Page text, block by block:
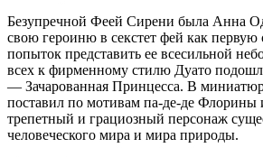
Безупречной Феей Сирени была Анна
свою героиню в секстет фей как первую
попыток представить ее всесильной
всех к фирменному стилю Дуато
— Зачарованная Принцесса. В
поставил по мотивам па-де-де
трепетный и грациозный персонаж
человеческого мира и мира природы.